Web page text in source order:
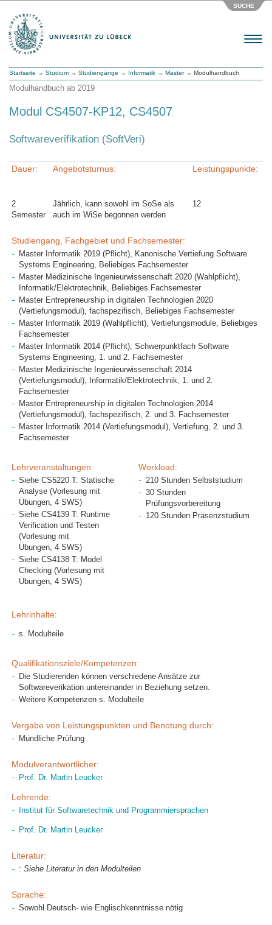
SUCHE
Menu
Startseite → Studium → Studiengänge → Informatik → Master→ Modulhandbuch
Modulhandbuch ab 2019
Modul CS4507-KP12, CS4507
Softwareverifikation (SoftVeri)
Dauer:
2
Semester
Angebotsturnus:
Jährlich, kann sowohl im SoSe als
auch im WiSe begonnen werden
Leistungspunkte:
12
Studiengang, Fachgebiet und Fachsemester:
Master Informatik 2019 (Pflicht), Kanonische Vertiefung Software
Systems Engineering, Beliebiges Fachsemester
Master Medizinische Ingenieurwissenschaft 2020 (Wahlpflicht),
Informatik/Elektrotechnik, Beliebiges Fachsemester
Master Entrepreneurship in digitalen Technologien 2020
(Vertiefungsmodul), fachspezifisch, Beliebiges Fachsemester
Master Informatik 2019 (Wahlpflicht), Vertiefungsmodule, Beliebiges
Fachsemester
Master Informatik 2014 (Pflicht), Schwerpunktfach Software
Systems Engineering, 1. und 2. Fachsemester
Master Medizinische Ingenieurwissenschaft 2014
(Vertiefungsmodul), Informatik/Elektrotechnik, 1. und 2.
Fachsemester
Master Entrepreneurship in digitalen Technologien 2014
(Vertiefungsmodul), fachspezifisch, 2. und 3. Fachsemester
Master Informatik 2014 (Vertiefungsmodul), Vertiefung, 2. und 3.
Fachsemester
Lehrveranstaltungen:
Siehe CS5220 T: Statische
Analyse (Vorlesung mit
Übungen, 4 SWS)
Siehe CS4139 T: Runtime
Verification und Testen
(Vorlesung mit
Übungen, 4 SWS)
Siehe CS4138 T: Model
Checking (Vorlesung mit
Übungen, 4 SWS)
Workload:
210 Stunden Selbststudium
30 Stunden
Prüfungsvorbereitung
120 Stunden Präsenzstudium
Lehrinhalte:
s. Modulteile
Qualifikationsziele/Kompetenzen:
Die Studierenden können verschiedene Ansätze zur
Softwareverikation untereinander in Beziehung setzen.
Weitere Kompetenzen s. Modulteile
Vergabe von Leistungspunkten und Benotung durch:
Mündliche Prüfung
Modulverantwortlicher:
Prof. Dr. Martin Leucker
Lehrende:
Institut für Softwaretechnik und Programmiersprachen
Prof. Dr. Martin Leucker
Literatur:
: Siehe Literatur in den Modulteilen
Sprache:
Sowohl Deutsch- wie Englischkenntnisse nötig